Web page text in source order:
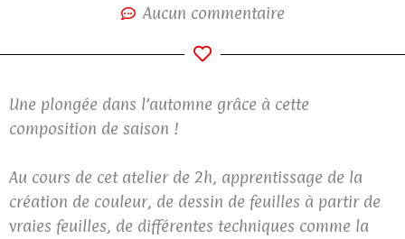
Aucun commentaire
Une plongée dans l’automne grâce à cette
composition de saison !
Au cours de cet atelier de 2h, apprentissage de la
création de couleur, de dessin de feuilles à partir de
vraies feuilles, de différentes techniques comme la